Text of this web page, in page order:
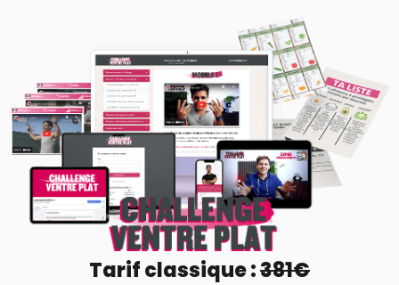
Tarif classique :381€